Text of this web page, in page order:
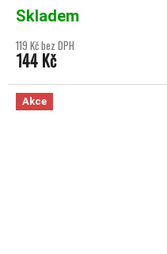
Skladem
119 Kč bez DPH
144 Kč
Akce